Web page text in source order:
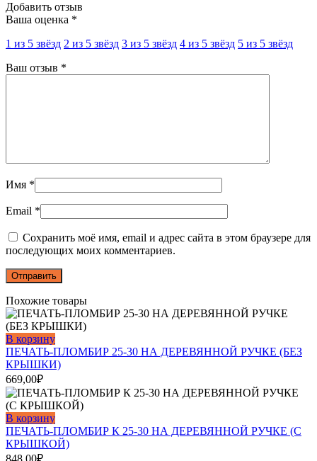
Добавить отзыв
Ваша оценка *
1 из 5 звёзд 2 из 5 звёзд 3 из 5 звёзд 4 из 5 звёзд 5 из 5 звёзд
Ваш отзыв *
Имя *
Email *
Сохранить моё имя, email и адрес сайта в этом браузере для
последующих моих комментариев.
Похожие товары
В корзину
ПЕЧАТЬ-ПЛОМБИР 25-30 НА ДЕРЕВЯННОЙ РУЧКЕ (БЕЗ
КРЫШКИ)
669,00₽
В корзину
ПЕЧАТЬ-ПЛОМБИР К 25-30 НА ДЕРЕВЯННОЙ РУЧКЕ (С
КРЫШКОЙ)
848,00₽